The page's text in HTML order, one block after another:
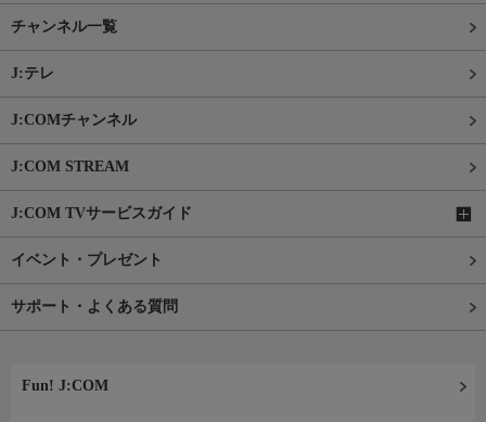
チャンネル一覧
J:テレ
J:COMチャンネル
J:COM STREAM
J:COM TVサービスガイド
イベント・プレゼント
サポート・よくある質問
Fun! J:COM